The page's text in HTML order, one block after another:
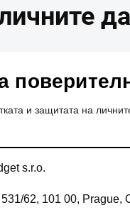
и защитата на
s.r.o.
62, 101 00, Prague,